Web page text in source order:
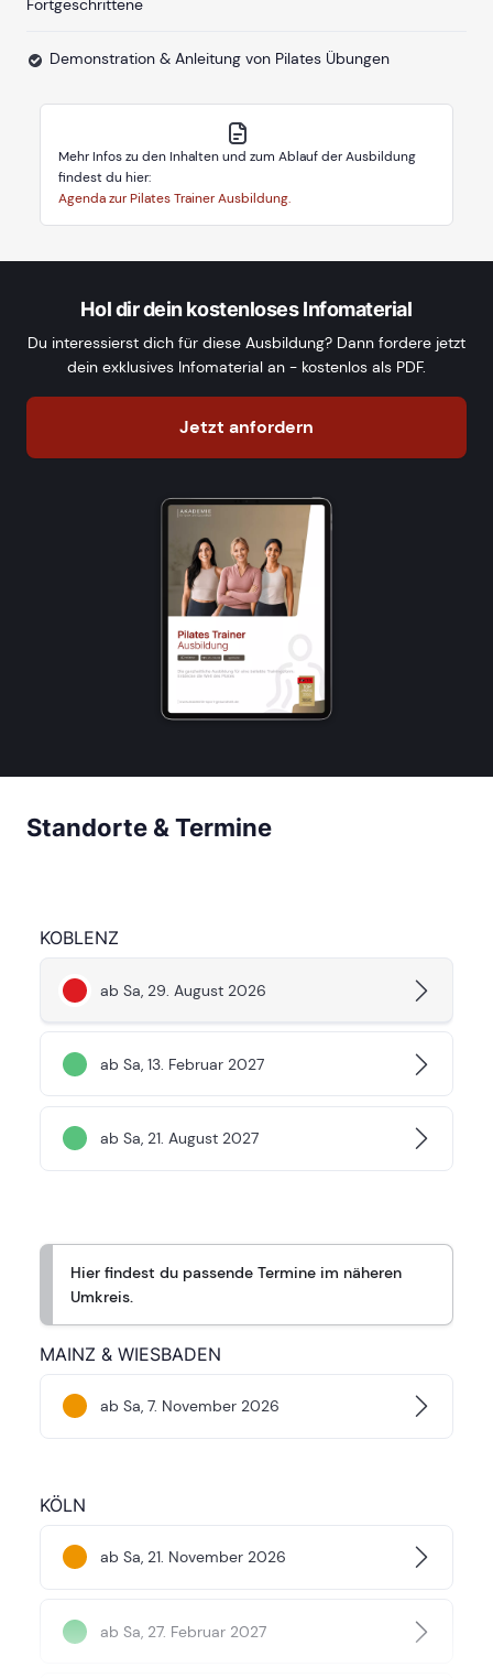
Fortgeschrittene
Demonstration & Anleitung von Pilates Übungen
Mehr Infos zu den Inhalten und zum Ablauf der Ausbildung
findest du hier:
Agenda zur Pilates Trainer Ausbildung.
Hol dir dein kostenloses Infomaterial
Du interessierst dich für diese Ausbildung? Dann fordere jetzt
dein exklusives Infomaterial an - kostenlos als PDF.
Jetzt anfordern
Standorte & Termine
KOBLENZ
ab Sa, 29. August 2026
ab Sa, 13. Februar 2027
ab Sa, 21. August 2027
Hier findest du passende Termine im näheren
Umkreis.
MAINZ & WIESBADEN
ab Sa, 7. November 2026
KÖLN
ab Sa, 21. November 2026
ab Sa, 27. Februar 2027